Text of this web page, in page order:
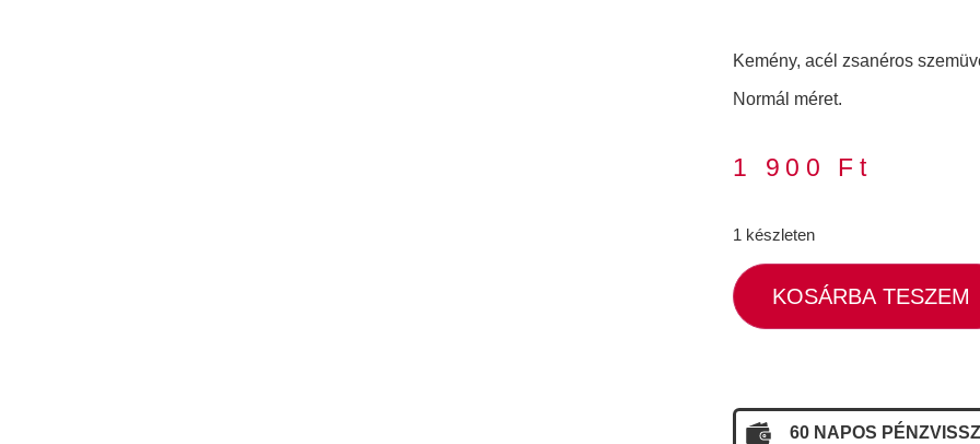
Kemény, acél zsanéros
Normál méret.
1 900 Ft
1 készleten
KOSÁRBA TESZEM
60 NAPOS